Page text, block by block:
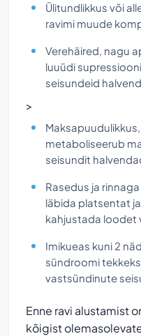
Ülitundlikkus või
ravimi muude
Verehäired, nagu
luuüdi
seisundeid
>
metaboliseerub
seisundit
Rasedus ja
läbida platsentat
kahjustada loodet
Imikueas kuni 2
sündroomi
vastsündinute
Enne ravi alustamist
kõigist